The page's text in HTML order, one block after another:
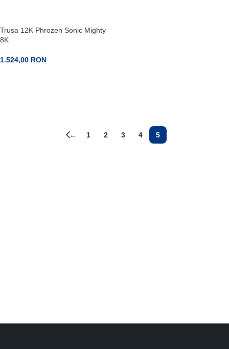
Trusa 12K Phrozen Sonic Mighty
8K
1.524,00 RON
← 1 2 3 4 5